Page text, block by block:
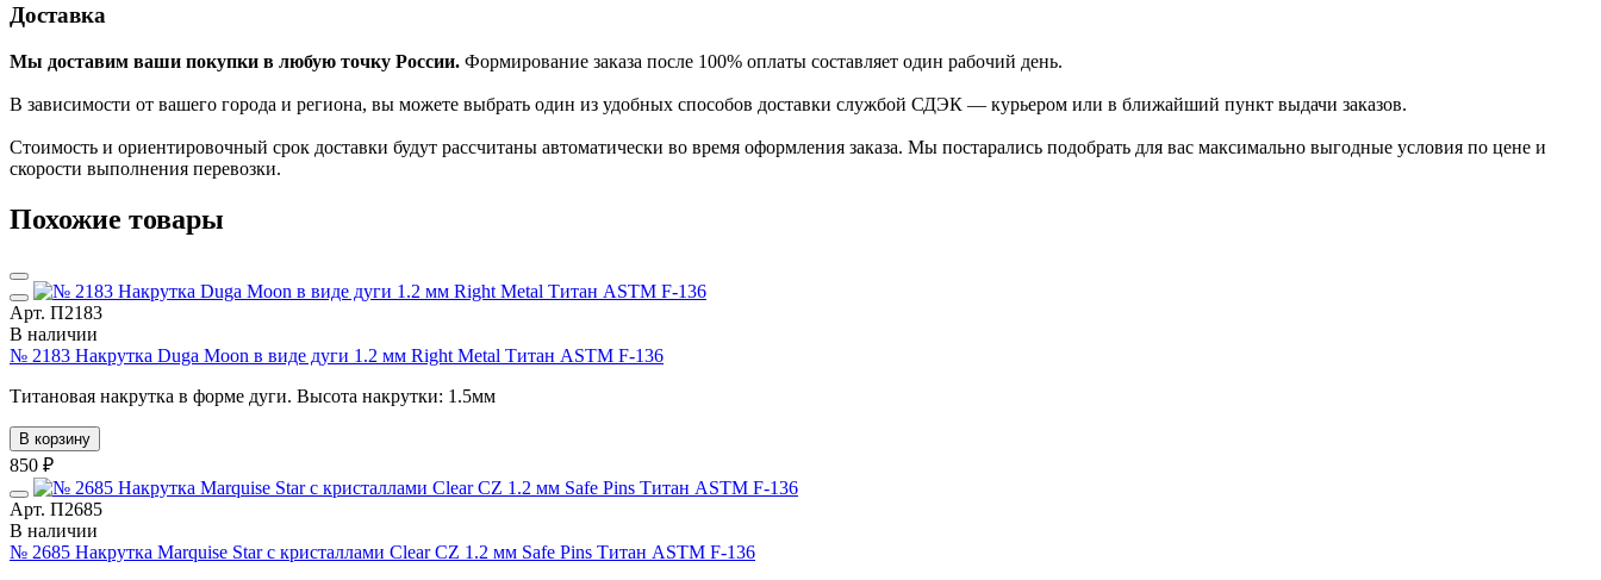
Доставка
Мы доставим ваши покупки в любую точку России. Формирование заказа после 100% оплаты составляет один рабочий день.
В зависимости от вашего города и региона, вы можете выбрать один из удобных способов доставки службой СДЭК — курьером или в ближайший пункт выдачи заказов.
Стоимость и ориентировочный срок доставки будут рассчитаны автоматически во время оформления заказа. Мы постарались подобрать для вас максимально выгодные условия по цене и
скорости выполнения перевозки.
Похожие товары
Арт. П2183
В наличии
№ 2183 Накрутка Duga Moon в виде дуги 1.2 мм Right Metal Титан ASTM F-136
Титановая накрутка в форме дуги. Высота накрутки: 1.5мм
В корзину
850 ₽
Арт. П2685
В наличии
№ 2685 Накрутка Marquise Star с кристаллами Clear CZ 1.2 мм Safe Pins Титан ASTM F-136